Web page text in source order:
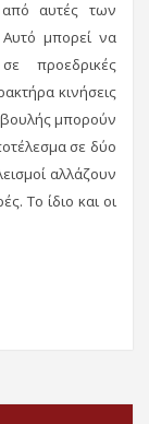
από αυτές των
μπορεί να
προεδρικές
κινήσεις
μπορούν
σε δύο
αλλάζουν
Το ίδιο και οι